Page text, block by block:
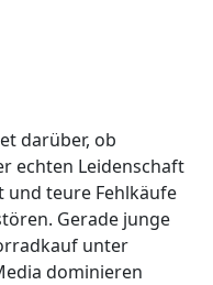
darüber, ob
echten Leidenschaft
und teure Fehlkäufe
Gerade junge
unter
dominieren